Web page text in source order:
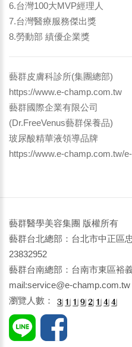
6.台灣100大MVP經理人
7.台灣醫療服務傑出獎
8.勞動部 績優企業獎
藝群皮膚科診所(集團總部)
https://www.e-champ.com.tw
藝群國際企業有限公司
(Dr.FreeVenus藝群保養品)
玻尿酸精華液領導品牌
https://www.e-champ.com.tw/
藝群醫學美容集團 版權所有
藝群台北總部：台北市中正區
23832952
藝群台南總部：台南市東區
mail:service@e-champ.com.tw
瀏覽人數：